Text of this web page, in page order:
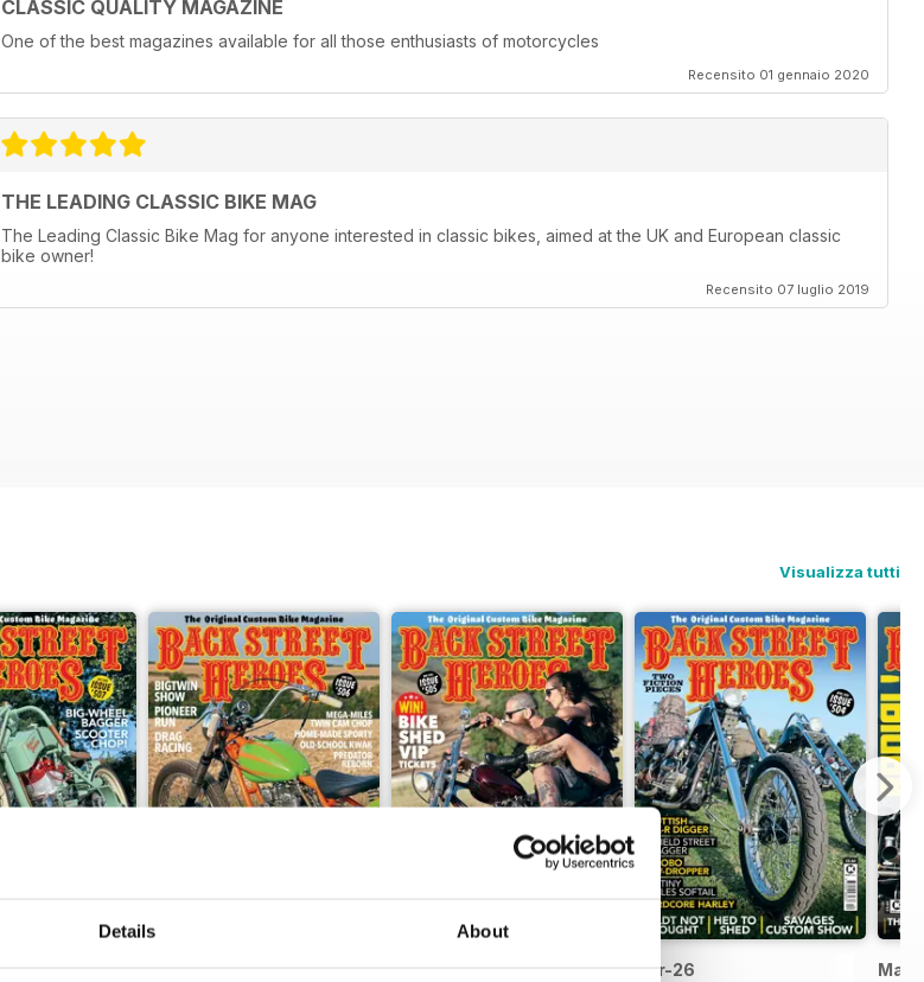
Details About
CLASSIC QUALITY MAGAZINE
One of the best magazines available for all those enthusiasts of motorcycles
Recensito 01 gennaio 2020
THE LEADING CLASSIC BIKE MAG
The Leading Classic Bike Mag for anyone interested in classic bikes, aimed at the UK and European classic
bike owner!
Recensito 07 luglio 2019
Visualizza tutti
Jun-26 May-26 Apr-26 Mar-